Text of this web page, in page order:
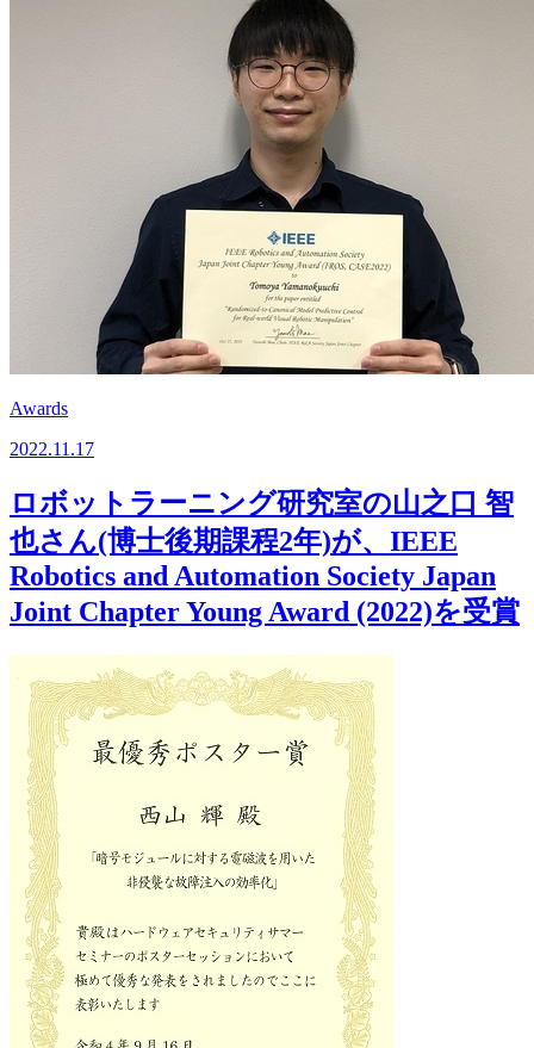
Awards
2022.11.17
ロボットラーニング研究室の山之口 智
也さん(博士後期課程2年)が、IEEE
Robotics and Automation Society Japan
Joint Chapter Young Award (2022)を受賞